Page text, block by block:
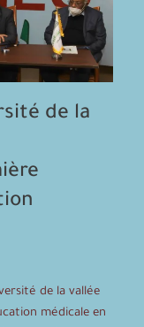
de la
de la vallée
médicale en